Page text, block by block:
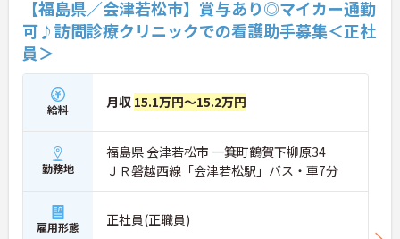
【福島県／会津若松市】賞与あり◎マイカー通勤
可♪訪問診療クリニックでの看護助手募集＜正社
員＞
給料 月収 15.1万円～15.2万円
勤務地
福島県 会津若松市 一箕町鶴賀下柳原34
ＪＲ磐越西線「会津若松駅」バス・車7分
雇用形態 正社員(正職員)